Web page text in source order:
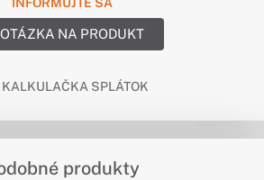
OTÁZKA NA PRODUKT
KALKULAČKA SPLÁTOK
produkty